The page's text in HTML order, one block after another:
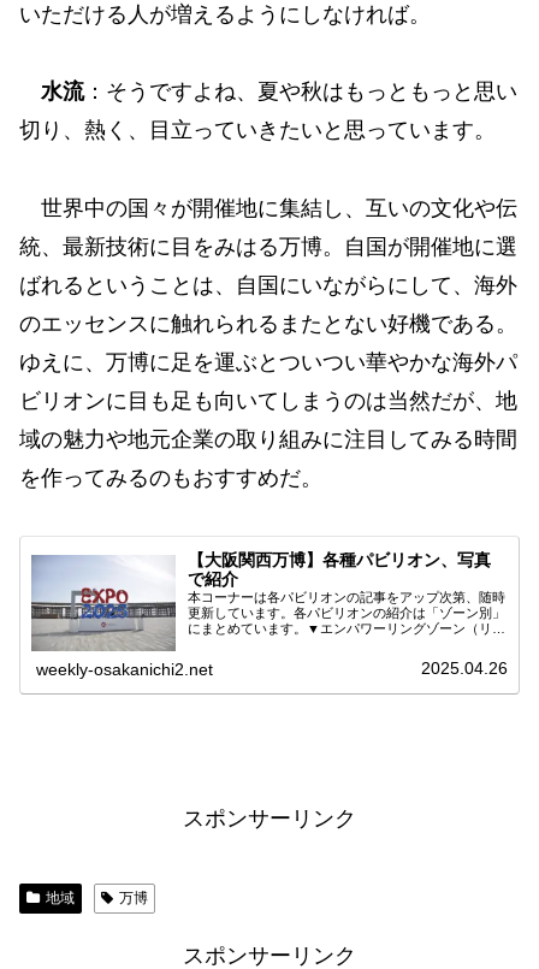
いただける人が増えるようにしなければ。
水流：そうですよね、夏や秋はもっともっと思い
切り、熱く、目立っていきたいと思っています。
世界中の国々が開催地に集結し、互いの文化や伝
統、最新技術に目をみはる万博。自国が開催地に選
ばれるということは、自国にいながらにして、海外
のエッセンスに触れられるまたとない好機である。
ゆえに、万博に足を運ぶとついつい華やかな海外パ
ビリオンに目も足も向いてしまうのは当然だが、地
域の魅力や地元企業の取り組みに注目してみる時間
を作ってみるのもおすすめだ。
【大阪関西万博】各種パビリオン、写真
で紹介
本コーナーは各パビリオンの記事をアップ次第、随時
更新しています。各パビリオンの紹介は「ゾーン別」
にまとめています。▼エンパワーリングゾーン（リン
ピン館関連記事へグルメへアイルランド館関連記事
へ...
weekly-osakanichi2.net 2025.04.26
スポンサーリンク
地域 万博
スポンサーリンク